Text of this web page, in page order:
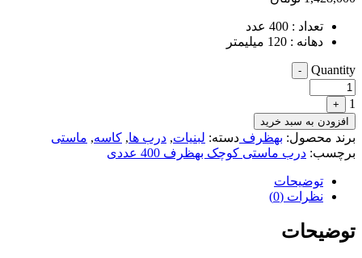
تعداد : 400 عدد
دهانه : 120 میلیمتر
Quantity
-
1
+
افزودن به سبد خرید
برند محصول: بهظرف دسته: لبنیات, درب ها, کاسه, ماستی
برچسب: درب ماستی کوچک بهظرف 400 عددی
توضیحات
نظرات (0)
توضیحات